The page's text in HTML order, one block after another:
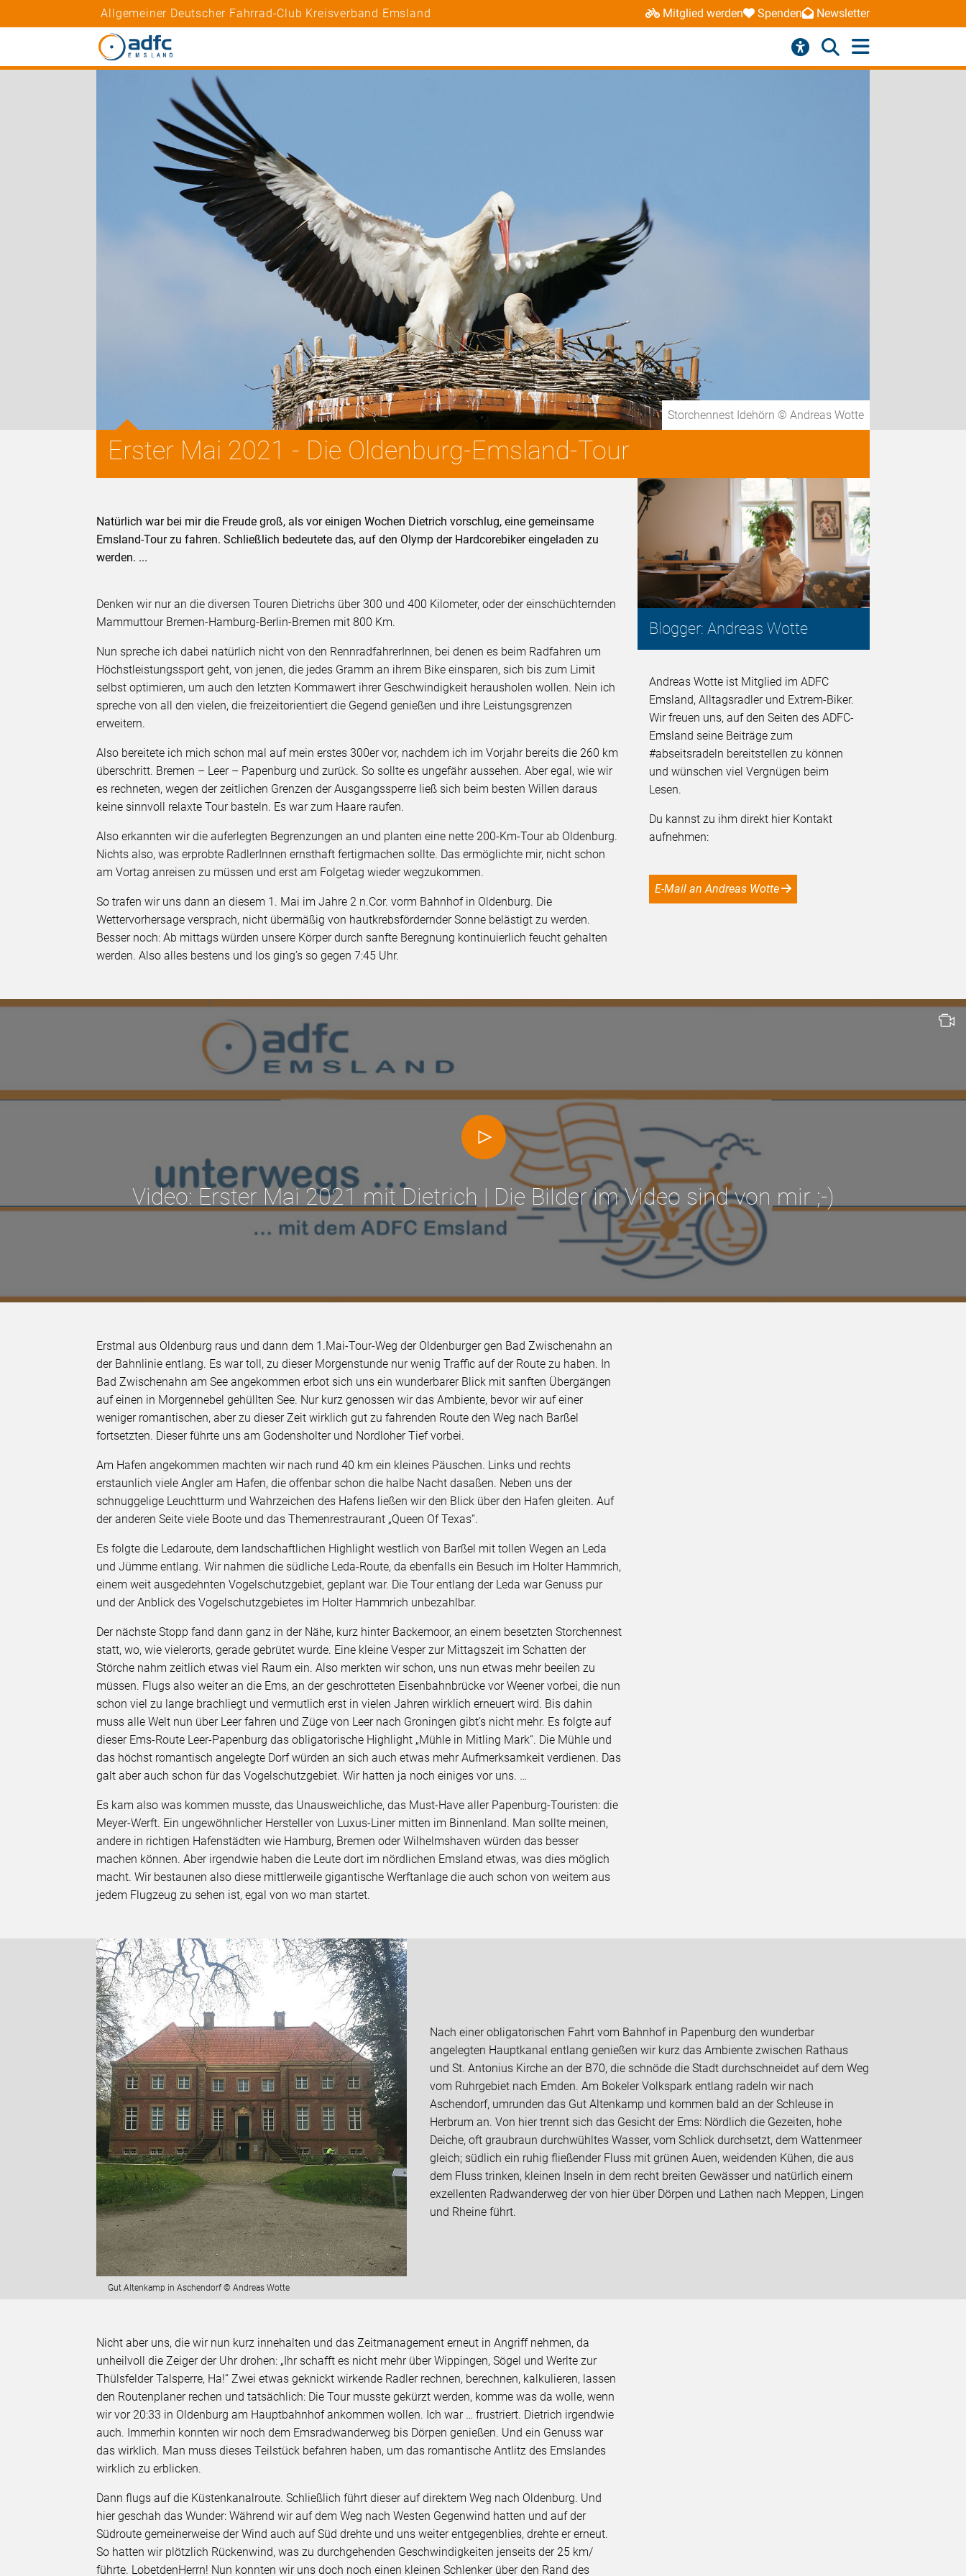
Allgemeiner Deutscher Fahrrad-Club Kreisverband Emsland Mitglied werden Spenden Newsletter
Storchennest Idehörn © Andreas Wotte
Erster Mai 2021 - Die Oldenburg-Emsland-Tour
Blogger: Andreas Wotte
Andreas Wotte ist Mitglied im ADFC
Emsland, Alltagsradler und Extrem-Biker.
Wir freuen uns, auf den Seiten des ADFC-
Emsland seine Beiträge zum
#abseitsradeln bereitstellen zu können
und wünschen viel Vergnügen beim
Lesen.
Du kannst zu ihm direkt hier Kontakt
aufnehmen:
e-Mail an Andreas Wotte
Natürlich war bei mir die Freude groß, als vor einigen Wochen Dietrich vorschlug, eine gemeinsame
Emsland-Tour zu fahren. Schließlich bedeutete das, auf den Olymp der Hardcorebiker eingeladen zu
werden. ...
Denken wir nur an die diversen Touren Dietrichs über 300 und 400 Kilometer, oder der einschüchternden
Mammuttour Bremen-Hamburg-Berlin-Bremen mit 800 Km.
Nun spreche ich dabei natürlich nicht von den RennradfahrerInnen, bei denen es beim Radfahren um
Höchstleistungssport geht, von jenen, die jedes Gramm an ihrem Bike einsparen, sich bis zum Limit
selbst optimieren, um auch den letzten Kommawert ihrer Geschwindigkeit herausholen wollen. Nein ich
spreche von all den vielen, die freizeitorientiert die Gegend genießen und ihre Leistungsgrenzen
erweitern.
Also bereitete ich mich schon mal auf mein erstes 300er vor, nachdem ich im Vorjahr bereits die 260 km
überschritt. Bremen – Leer – Papenburg und zurück. So sollte es ungefähr aussehen. Aber egal, wie wir
es rechneten, wegen der zeitlichen Grenzen der Ausgangssperre ließ sich beim besten Willen daraus
keine sinnvoll relaxte Tour basteln. Es war zum Haare raufen.
Also erkannten wir die auferlegten Begrenzungen an und planten eine nette 200-Km-Tour ab Oldenburg.
Nichts also, was erprobte RadlerInnen ernsthaft fertigmachen sollte. Das ermöglichte mir, nicht schon
am Vortag anreisen zu müssen und erst am Folgetag wieder wegzukommen.
So trafen wir uns dann an diesem 1. Mai im Jahre 2 n.Cor. vorm Bahnhof in Oldenburg. Die
Wettervorhersage versprach, nicht übermäßig von hautkrebsfördernder Sonne belästigt zu werden.
Besser noch: Ab mittags würden unsere Körper durch sanfte Beregnung kontinuierlich feucht gehalten
werden. Also alles bestens und los ging’s so gegen 7:45 Uhr.
Video: Erster Mai 2021 mit Dietrich | Die Bilder im Video sind von mir ;-)
Erstmal aus Oldenburg raus und dann dem 1.Mai-Tour-Weg der Oldenburger gen Bad Zwischenahn an
der Bahnlinie entlang. Es war toll, zu dieser Morgenstunde nur wenig Traffic auf der Route zu haben. In
Bad Zwischenahn am See angekommen erbot sich uns ein wunderbarer Blick mit sanften Übergängen
auf einen in Morgennebel gehüllten See. Nur kurz genossen wir das Ambiente, bevor wir auf einer
weniger romantischen, aber zu dieser Zeit wirklich gut zu fahrenden Route den Weg nach Barßel
fortsetzten. Dieser führte uns am Godensholter und Nordloher Tief vorbei.
Am Hafen angekommen machten wir nach rund 40 km ein kleines Päuschen. Links und rechts
erstaunlich viele Angler am Hafen, die offenbar schon die halbe Nacht dasaßen. Neben uns der
schnuggelige Leuchtturm und Wahrzeichen des Hafens ließen wir den Blick über den Hafen gleiten. Auf
der anderen Seite viele Boote und das Themenrestraurant „Queen Of Texas“.
Es folgte die Ledaroute, dem landschaftlichen Highlight westlich von Barßel mit tollen Wegen an Leda
und Jümme entlang. Wir nahmen die südliche Leda-Route, da ebenfalls ein Besuch im Holter Hammrich,
einem weit ausgedehnten Vogelschutzgebiet, geplant war. Die Tour entlang der Leda war Genuss pur
und der Anblick des Vogelschutzgebietes im Holter Hammrich unbezahlbar.
Der nächste Stopp fand dann ganz in der Nähe, kurz hinter Backemoor, an einem besetzten Storchennest
statt, wo, wie vielerorts, gerade gebrütet wurde. Eine kleine Vesper zur Mittagszeit im Schatten der
Störche nahm zeitlich etwas viel Raum ein. Also merkten wir schon, uns nun etwas mehr beeilen zu
müssen. Flugs also weiter an die Ems, an der geschrotteten Eisenbahnbrücke vor Weener vorbei, die nun
schon viel zu lange brachliegt und vermutlich erst in vielen Jahren wirklich erneuert wird. Bis dahin
muss alle Welt nun über Leer fahren und Züge von Leer nach Groningen gibt’s nicht mehr. Es folgte auf
dieser Ems-Route Leer-Papenburg das obligatorische Highlight „Mühle in Mitling Mark“. Die Mühle und
das höchst romantisch angelegte Dorf würden an sich auch etwas mehr Aufmerksamkeit verdienen. Das
galt aber auch schon für das Vogelschutzgebiet. Wir hatten ja noch einiges vor uns. …
Es kam also was kommen musste, das Unausweichliche, das Must-Have aller Papenburg-Touristen: die
Meyer-Werft. Ein ungewöhnlicher Hersteller von Luxus-Liner mitten im Binnenland. Man sollte meinen,
andere in richtigen Hafenstädten wie Hamburg, Bremen oder Wilhelmshaven würden das besser
machen können. Aber irgendwie haben die Leute dort im nördlichen Emsland etwas, was dies möglich
macht. Wir bestaunen also diese mittlerweile gigantische Werftanlage die auch schon von weitem aus
jedem Flugzeug zu sehen ist, egal von wo man startet.
Gut Altenkamp in Aschendorf © Andreas Wotte
Nach einer obligatorischen Fahrt vom Bahnhof in Papenburg den wunderbar
angelegten Hauptkanal entlang genießen wir kurz das Ambiente zwischen Rathaus
und St. Antonius Kirche an der B70, die schnöde die Stadt durchschneidet auf dem Weg
vom Ruhrgebiet nach Emden. Am Bokeler Volkspark entlang radeln wir nach
Aschendorf, umrunden das Gut Altenkamp und kommen bald an der Schleuse in
Herbrum an. Von hier trennt sich das Gesicht der Ems: Nördlich die Gezeiten, hohe
Deiche, oft graubraun durchwühltes Wasser, vom Schlick durchsetzt, dem Wattenmeer
gleich; südlich ein ruhig fließender Fluss mit grünen Auen, weidenden Kühen, die aus
dem Fluss trinken, kleinen Inseln in dem recht breiten Gewässer und natürlich einem
exzellenten Radwanderweg der von hier über Dörpen und Lathen nach Meppen, Lingen
und Rheine führt.
Nicht aber uns, die wir nun kurz innehalten und das Zeitmanagement erneut in Angriff nehmen, da
unheilvoll die Zeiger der Uhr drohen: „Ihr schafft es nicht mehr über Wippingen, Sögel und Werlte zur
Thülsfelder Talsperre, Ha!“ Zwei etwas geknickt wirkende Radler rechnen, berechnen, kalkulieren, lassen
den Routenplaner rechen und tatsächlich: Die Tour musste gekürzt werden, komme was da wolle, wenn
wir vor 20:33 in Oldenburg am Hauptbahnhof ankommen wollen. Ich war … frustriert. Dietrich irgendwie
auch. Immerhin konnten wir noch dem Emsradwanderweg bis Dörpen genießen. Und ein Genuss war
das wirklich. Man muss dieses Teilstück befahren haben, um das romantische Antlitz des Emslandes
wirklich zu erblicken.
Dann flugs auf die Küstenkanalroute. Schließlich führt dieser auf direktem Weg nach Oldenburg. Und
hier geschah das Wunder: Während wir auf dem Weg nach Westen Gegenwind hatten und auf der
Südroute gemeinerweise der Wind auch auf Süd drehte und uns weiter entgegenblies, drehte er erneut.
So hatten wir plötzlich Rückenwind, was zu durchgehenden Geschwindigkeiten jenseits der 25 km/
führte. LobetdenHerrn! Nun konnten wir uns doch noch einen kleinen Schlenker über den Rand des